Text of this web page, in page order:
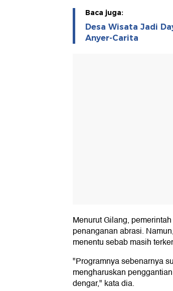
Baca juga:
Desa Wisata Jadi
Anyer-Carita
Menurut Gilang,
penanganan abrasi.
menentu sebab masih
"Programnya sebenarnya
mengharuskan
dengar," kata dia.